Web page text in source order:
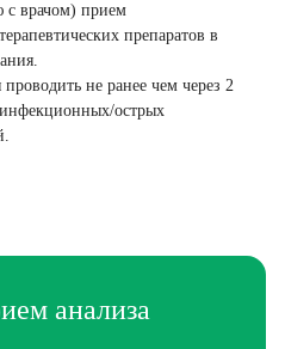
с врачом) прием
препаратов в
не ранее чем через 2
острых
анализа